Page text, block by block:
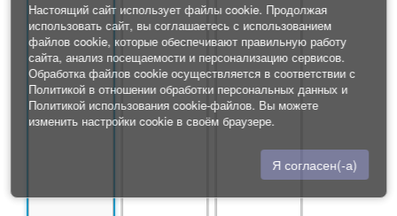
Настоящий сайт использует файлы cookie. Продолжая
использовать сайт, вы соглашаетесь с использованием
файлов cookie, которые обеспечивают правильную работу
сайта, анализ посещаемости и персонализацию сервисов.
Обработка файлов cookie осуществляется в соответствии с
Политикой в отношении обработки персональных данных и
Политикой использования cookie-файлов. Вы можете
изменить настройки cookie в своём браузере.
Я согласен(-а)